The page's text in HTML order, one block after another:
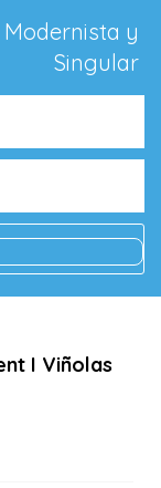
y
Singular
I Viñolas